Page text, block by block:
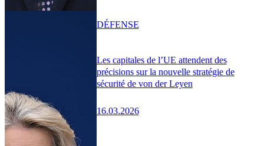
Les capitales de l’UE attendent des
précisions sur la nouvelle stratégie de
sécurité de von der Leyen
16.03.2026
DÉFENSE